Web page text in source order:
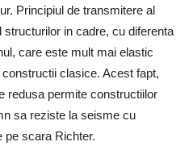
Principiul de transmitere al
in cadre, cu diferenta
care este mult mai elastic
clasice. Acest fapt,
redusa permite constructiilor
sa reziste la seisme cu
pe scara Richter.